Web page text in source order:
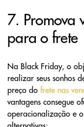
7. Promova
para o frete
Na Black Friday, o
realizar seus sonhos
preço do frete nas
vantagens consegue
operacionalização e